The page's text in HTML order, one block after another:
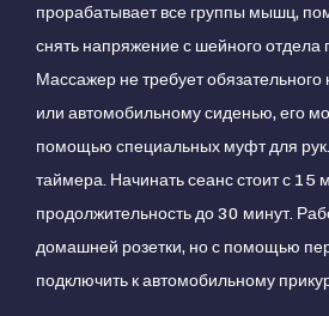
прорабатывает все группы мышц,
снять напряжение с шейного отдела
Массажер не требует обязательного
или автомобильному сиденью, его
помощью специальных муфт для
таймера. Начинать сеанс стоит с 15
продолжительность до 30 минут.
домашней розетки, но с помощью
подключить к автомобильному